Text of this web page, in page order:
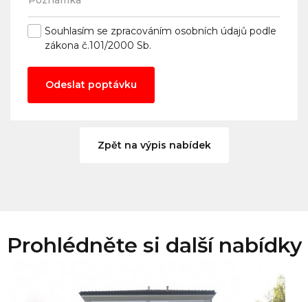
Souhlasím se zpracováním osobních údajů podle
zákona č.101/2000 Sb.
Odeslat poptávku
Zpět na výpis nabídek
Prohlédněte si další nabídky